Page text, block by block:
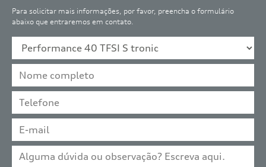
Para solicitar mais informações, por favor, preencha o formulário
abaixo que entraremos em contato.